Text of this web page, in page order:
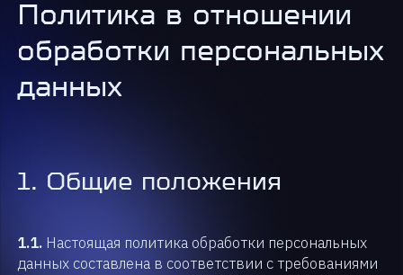
Политика в отношении
обработки персональных
данных
1. Общие положения
1.1. Настоящая политика обработки персональных
данных составлена в соответствии с требованиями